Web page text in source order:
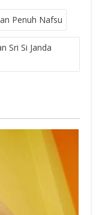
Penuh Nafsu
Sri Si Janda